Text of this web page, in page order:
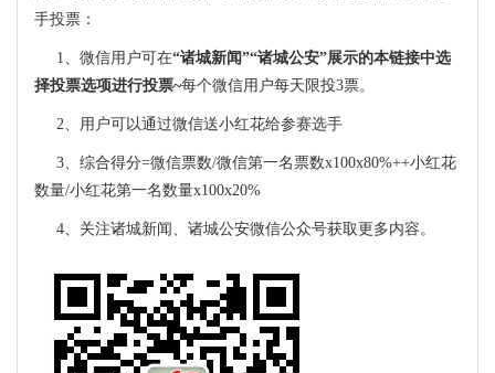
手投票：
1、微信用户可在“诸城新闻”“诸城公安”展示的本链接中选
择投票选项进行投票~每个微信用户每天限投3票。
2、用户可以通过微信送小红花给参赛选手
3、综合得分=微信票数/微信第一名票数x100x80%++小红花
数量/小红花第一名数量x100x20%
4、关注诸城新闻、诸城公安微信公众号获取更多内容。